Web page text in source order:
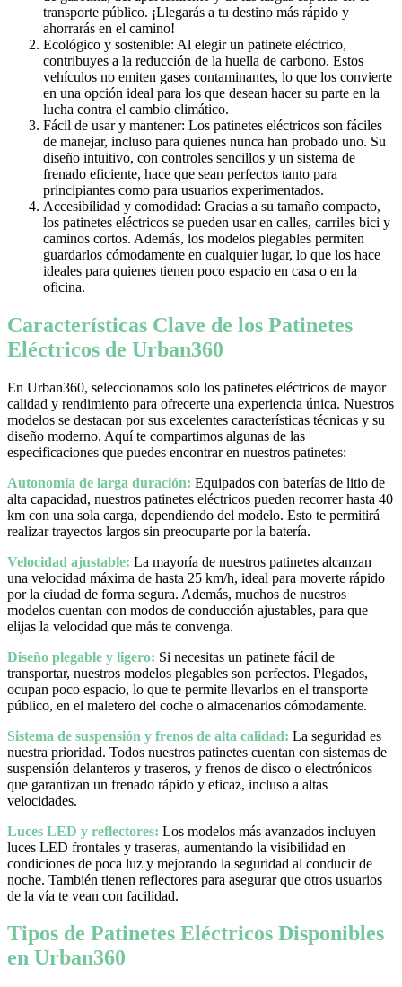
transporte público. ¡Llegarás a tu destino más rápido y
ahorrarás en el camino!
Ecológico y sostenible: Al elegir un patinete eléctrico,
contribuyes a la reducción de la huella de carbono. Estos
vehículos no emiten gases contaminantes, lo que los convierte
en una opción ideal para los que desean hacer su parte en la
lucha contra el cambio climático.
Fácil de usar y mantener: Los patinetes eléctricos son fáciles
de manejar, incluso para quienes nunca han probado uno. Su
diseño intuitivo, con controles sencillos y un sistema de
frenado eficiente, hace que sean perfectos tanto para
principiantes como para usuarios experimentados.
Accesibilidad y comodidad: Gracias a su tamaño compacto,
los patinetes eléctricos se pueden usar en calles, carriles bici y
caminos cortos. Además, los modelos plegables permiten
guardarlos cómodamente en cualquier lugar, lo que los hace
ideales para quienes tienen poco espacio en casa o en la
oficina.
Características Clave de los Patinetes
Eléctricos de Urban360
En Urban360, seleccionamos solo los patinetes eléctricos de mayor
calidad y rendimiento para ofrecerte una experiencia única. Nuestros
modelos se destacan por sus excelentes características técnicas y su
diseño moderno. Aquí te compartimos algunas de las
especificaciones que puedes encontrar en nuestros patinetes:
Autonomía de larga duración: Equipados con baterías de litio de
alta capacidad, nuestros patinetes eléctricos pueden recorrer hasta 40
km con una sola carga, dependiendo del modelo. Esto te permitirá
realizar trayectos largos sin preocuparte por la batería.
Velocidad ajustable: La mayoría de nuestros patinetes alcanzan
una velocidad máxima de hasta 25 km/h, ideal para moverte rápido
por la ciudad de forma segura. Además, muchos de nuestros
modelos cuentan con modos de conducción ajustables, para que
elijas la velocidad que más te convenga.
Diseño plegable y ligero: Si necesitas un patinete fácil de
transportar, nuestros modelos plegables son perfectos. Plegados,
ocupan poco espacio, lo que te permite llevarlos en el transporte
público, en el maletero del coche o almacenarlos cómodamente.
Sistema de suspensión y frenos de alta calidad: La seguridad es
nuestra prioridad. Todos nuestros patinetes cuentan con sistemas de
suspensión delanteros y traseros, y frenos de disco o electrónicos
que garantizan un frenado rápido y eficaz, incluso a altas
velocidades.
Luces LED y reflectores: Los modelos más avanzados incluyen
luces LED frontales y traseras, aumentando la visibilidad en
condiciones de poca luz y mejorando la seguridad al conducir de
noche. También tienen reflectores para asegurar que otros usuarios
de la vía te vean con facilidad.
Tipos de Patinetes Eléctricos Disponibles
en Urban360